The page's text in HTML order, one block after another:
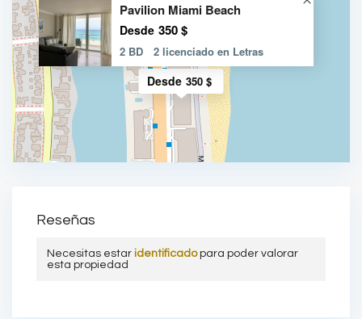
Desde 350 $
Pavilion Miami Beach
Desde 350 $
2 BD 2 licenciado en Letras
Reseñas
Necesitas estar identificadopara poder valorar
esta propiedad